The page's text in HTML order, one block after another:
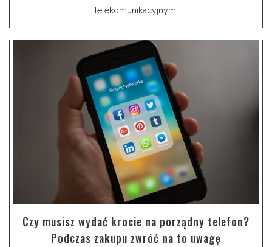
telekomunikacyjnym.
Czy musisz wydać krocie na porządny telefon?
Podczas zakupu zwróć na to uwagę